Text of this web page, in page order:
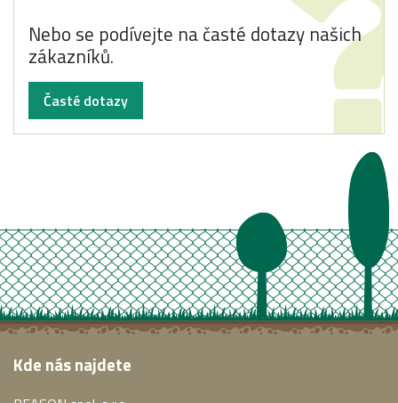
Nebo se podívejte na časté dotazy našich
zákazníků.
Časté dotazy
Kde nás najdete